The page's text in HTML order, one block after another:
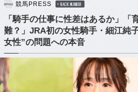
競馬PRESS BACK NUMBER
「騎手の仕事に性差はあるか」「
難？」JRA初の女性騎手・細江純
女性”の問題への本音